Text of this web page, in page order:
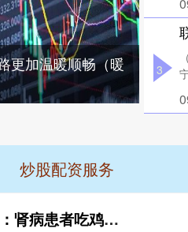
更加温暖顺畅（暖
3
炒股配资服务
对对配 鸡肉再次引起讨论！再次提醒：肾病患者吃鸡肉时，一定要留意5点